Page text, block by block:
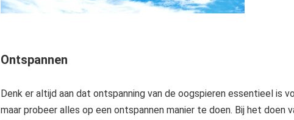
Ontspannen
Denk er altijd aan dat ontspanning van de oogspieren essentieel is
maar probeer alles op een ontspannen manier te doen. Bij het doen